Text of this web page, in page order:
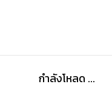
กำลังโหลด ...